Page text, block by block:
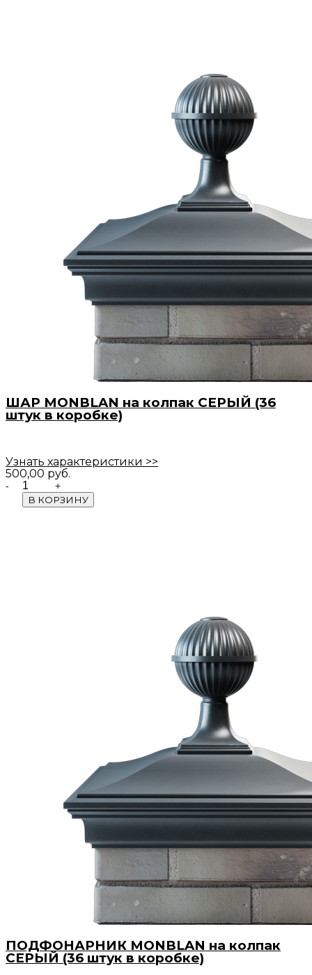
ШАР MONBLAN на колпак СЕРЫЙ (36
штук в коробке)
Узнать характеристики >>
500,00 руб.
Quantity
В КОРЗИНУ
ПОДФОНАРНИК MONBLAN на колпак
СЕРЫЙ (36 штук в коробке)